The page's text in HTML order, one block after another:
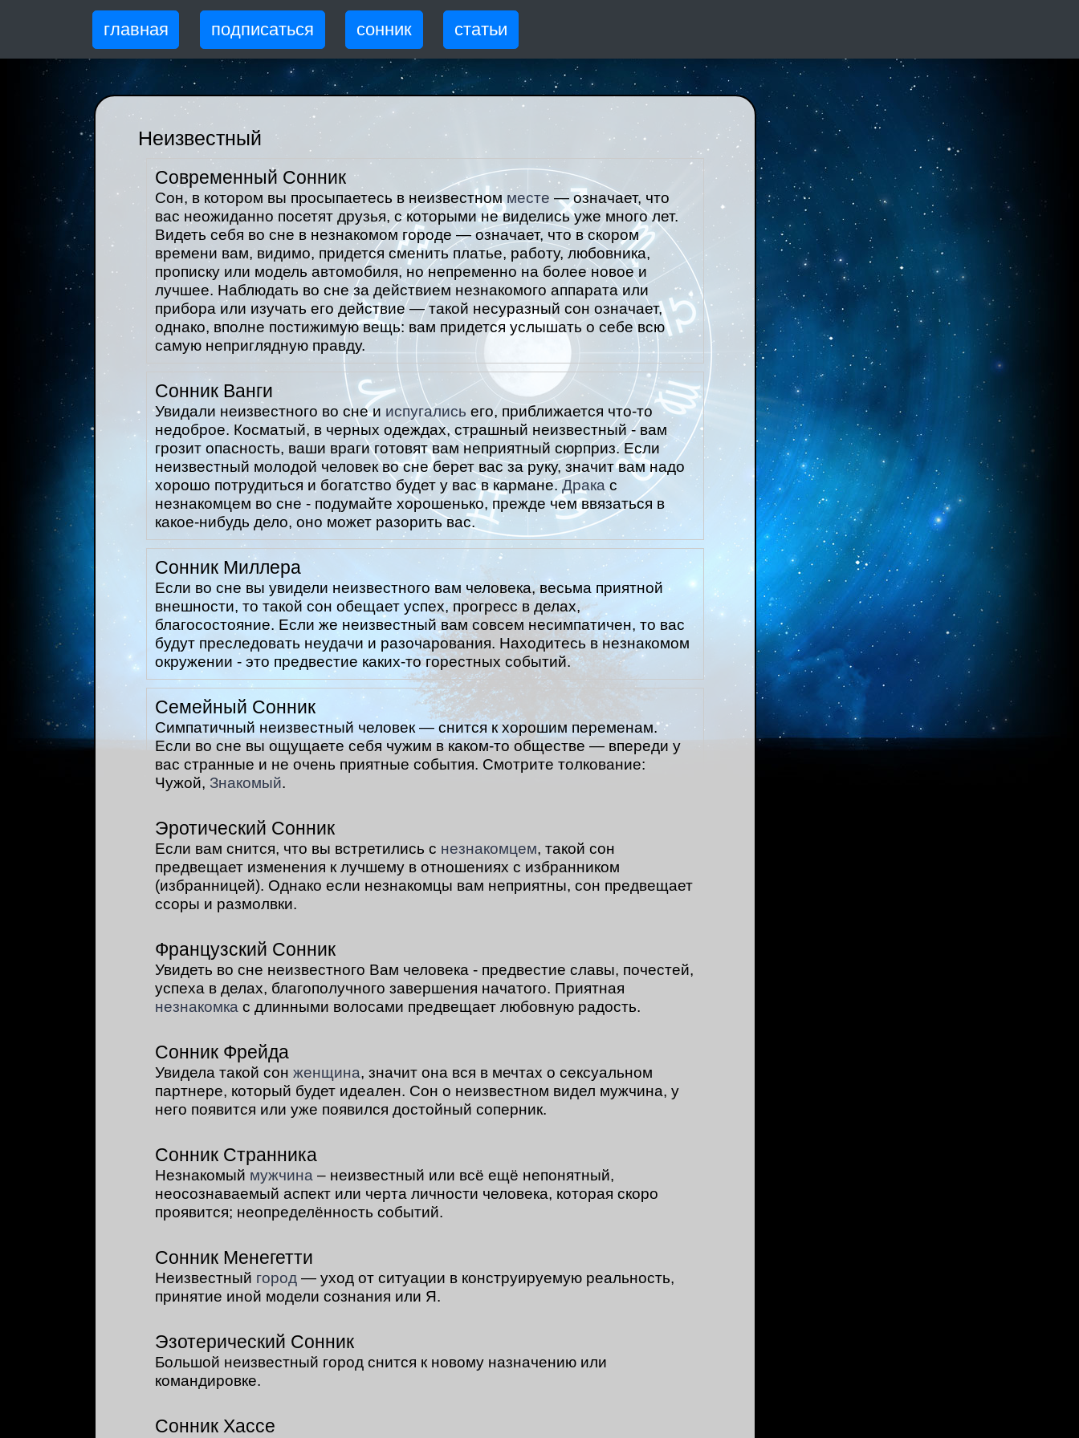
главная подписаться сонник статьи
Неизвестный
Современный Сонник
Сон, в котором вы просыпаетесь в неизвестномместе — означает, что
вас неожиданно посетят друзья, с которыми не виделись уже много лет.
Видеть себя во сне в незнакомом городе — означает, что в скором
времени вам, видимо, придется сменить платье, работу, любовника,
прописку или модель автомобиля, но непременно на более новое и
лучшее. Наблюдать во сне за действием незнакомого аппарата или
прибора или изучать его действие — такой несуразный сон означает,
однако, вполне постижимую вещь: вам придется услышать о себе всю
самую неприглядную правду.
Сонник Ванги
Увидали неизвестного во сне и испугались его, приближается что-то
недоброе. Косматый, в черных одеждах, страшный неизвестный - вам
грозит опасность, ваши враги готовят вам неприятный сюрприз. Если
неизвестный молодой человек во сне берет вас за руку, значит вам надо
хорошо потрудиться и богатство будет у вас в кармане.Драка с
незнакомцем во сне - подумайте хорошенько, прежде чем ввязаться в
какое-нибудь дело, оно может разорить вас.
Сонник Миллера
Если во сне вы увидели неизвестного вам человека, весьма приятной
внешности, то такой сон обещает успех, прогресс в делах,
благосостояние. Если же неизвестный вам совсем несимпатичен, то вас
будут преследовать неудачи и разочарования. Находитесь в незнакомом
окружении - это предвестие каких-то горестных событий.
Семейный Сонник
Симпатичный неизвестный человек — снится к хорошим переменам.
Если во сне вы ощущаете себя чужим в каком-то обществе — впереди у
вас странные и не очень приятные события. Смотрите толкование:
Чужой, Знакомый.
Эротический Сонник
Если вам снится, что вы встретились с незнакомцем, такой сон
предвещает изменения к лучшему в отношениях с избранником
(избранницей). Однако если незнакомцы вам неприятны, сон предвещает
ссоры и размолвки.
Французский Сонник
Увидеть во сне неизвестного Вам человека - предвестие славы, почестей,
успеха в делах, благополучного завершения начатого. Приятная
незнакомка с длинными волосами предвещает любовную радость.
Сонник Фрейда
Увидела такой сонженщина, значит она вся в мечтах о сексуальном
партнере, который будет идеален. Сон о неизвестном видел мужчина, у
него появится или уже появился достойный соперник.
Сонник Странника
Незнакомый мужчина – неизвестный или всё ещё непонятный,
неосознаваемый аспект или черта личности человека, которая скоро
проявится; неопределённость событий.
Сонник Менегетти
Неизвестный город — уход от ситуации в конструируемую реальность,
принятие иной модели сознания или Я.
Эзотерический Сонник
Большой неизвестный город снится к новому назначению или
командировке.
Сонник Хассе